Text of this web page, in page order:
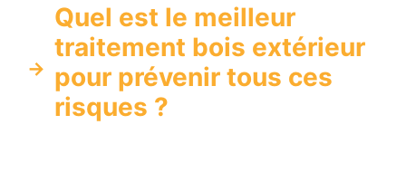
Quel est le meilleur
traitement bois extérieur
pour prévenir tous ces
risques ?